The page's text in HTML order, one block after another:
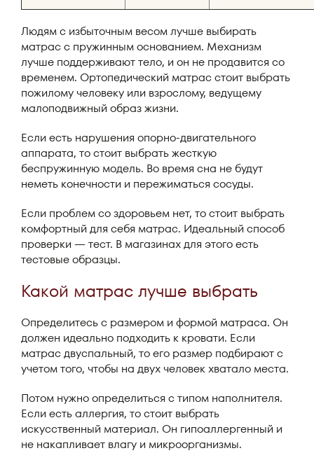
Людям с избыточным весом лучше выбирать
матрас с пружинным основанием. Механизм
лучше поддерживают тело, и он не продавится со
временем. Ортопедический матрас стоит выбрать
пожилому человеку или взрослому, ведущему
малоподвижный образ жизни.
Если есть нарушения опорно-двигательного
аппарата, то стоит выбрать жесткую
беспружинную модель. Во время сна не будут
неметь конечности и пережиматься сосуды.
Если проблем со здоровьем нет, то стоит выбрать
комфортный для себя матрас. Идеальный способ
проверки — тест. В магазинах для этого есть
тестовые образцы.
Какой матрас лучше выбрать
Определитесь с размером и формой матраса. Он
должен идеально подходить к кровати. Если
матрас двуспальный, то его размер подбирают с
учетом того, чтобы на двух человек хватало места.
Потом нужно определиться с типом наполнителя.
Если есть аллергия, то стоит выбрать
искусственный материал. Он гипоаллергенный и
не накапливает влагу и микроорганизмы.